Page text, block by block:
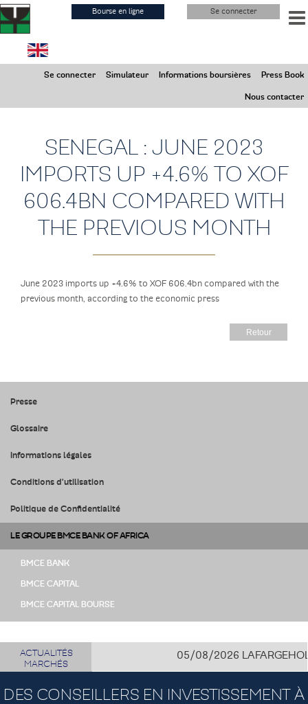
Aller
au
contenu
principal
Bourse en ligne Se connecter
Se connecter Simulateur Informations boursières Press Book
Nous contacter
Samedi 8 Août 2026
SENEGAL : JUNE 2023
IMPORTS UP +4.6% TO XOF
606.4BN COMPARED WITH
THE PREVIOUS MONTH
June 2023 imports up +4.6% to XOF 606.4bn compared with the
previous month, according to the economic press
Retour
Presse
Glossaire
Informations légales
Conditions d'utilisation
Politique de Confidentialité
LE GROUPE BMCE BANK OF AFRICA
BMCE BANK
BMCE CAPITAL
BMCE CAPITAL BOURSE
ACTUALITÉS
MARCHÉS
05/08/2026
DES CONSEILLERS EN INVESTISSEMENT À